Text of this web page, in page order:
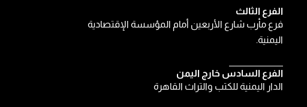
الفرع الثالث
فرع مأرب شارع الأربعين أمام المؤسسة الإقتصادية
اليمنية.
الفرع السادس خارج اليمن
الدار اليمنية للكتب والتراث القاهرة